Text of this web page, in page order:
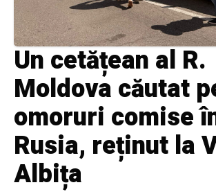
Un cetățean al R.
Moldova căutat
omoruri comise
Rusia, reținut la
Albița